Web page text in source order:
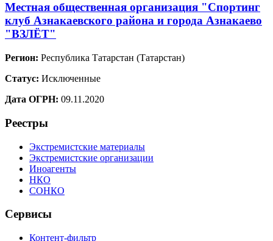
Местная общественная организация "Спортинг
клуб Азнакаевского района и города Азнакаево
"ВЗЛЁТ"
Регион: Республика Татарстан (Татарстан)
Статус: Исключенные
Дата ОГРН: 09.11.2020
Реестры
Экстремистские материалы
Экстремистские организации
Иноагенты
НКО
СОНКО
Сервисы
Контент-фильтр